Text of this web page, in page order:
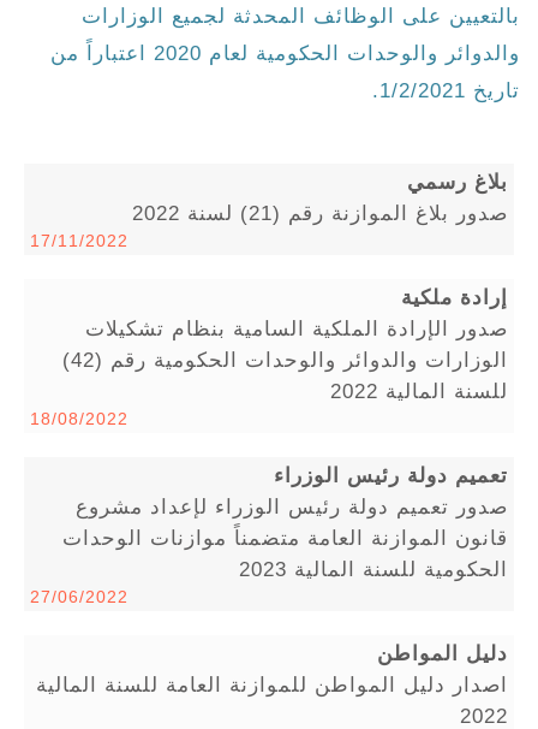
بالتعيين على الوظائف المحدثة لجميع الوزارات
والدوائر والوحدات الحكومية لعام 2020 اعتباراً من
تاريخ 1/2/2021.
بلاغ رسمي
صدور بلاغ الموازنة رقم (21) لسنة 2022
17/11/2022
إرادة ملكية
صدور الإرادة الملكية السامية بنظام تشكيلات
الوزارات والدوائر والوحدات الحكومية رقم (42)
للسنة المالية 2022
18/08/2022
تعميم دولة رئيس الوزراء
صدور تعميم دولة رئيس الوزراء لإعداد مشروع
قانون الموازنة العامة متضمناً موازنات الوحدات
الحكومية للسنة المالية 2023
27/06/2022
دليل المواطن
اصدار دليل المواطن للموازنة العامة للسنة المالية
2022